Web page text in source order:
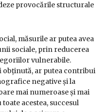
provocările structurale
măsurile ar putea avea
sociale, prin reducerea
vulnerabile.
obținută, ar putea contribui
negative și la
mai numeroase și mai
acestea, succesul